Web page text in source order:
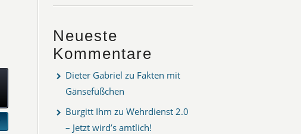
Neueste
Kommentare
Dieter Gabriel zu Fakten mit
Gänsefüßchen
Burgitt Ihm zu Wehrdienst 2.0
– Jetzt wird’s amtlich!